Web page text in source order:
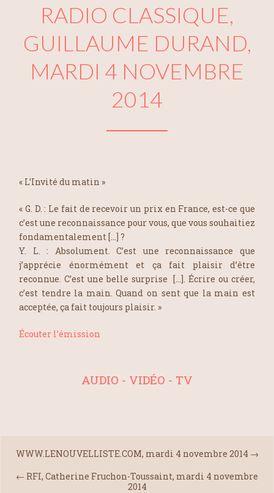
RADIO CLASSIQUE,
GUILLAUME DURAND,
MARDI 4 NOVEMBRE
2014
« L’Invité du matin »
« G. D. : Le fait de recevoir un prix en France, est-ce que
c’est une reconnaissance pour vous, que vous souhaitiez
fondamentalement […] ?
Y. L. : Absolument. C’est une reconnaissance que
j’apprécie énormément et ça fait plaisir d’être
reconnue. C’est une belle surprise […]. Écrire ou créer,
c’est tendre la main. Quand on sent que la main est
acceptée, ça fait toujours plaisir. »
Écouter l’émission
AUDIO - VIDÉO - TV
WWW.LENOUVELLISTE.COM, mardi 4 novembre 2014 →
← RFI, Catherine Fruchon-Toussaint, mardi 4 novembre
2014